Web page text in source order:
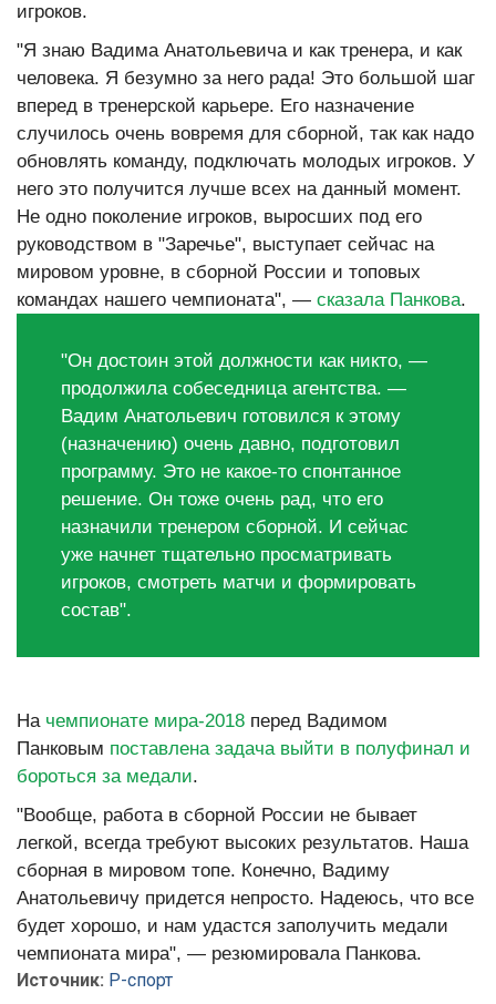
игроков.
"Я знаю Вадима Анатольевича и как тренера, и как
человека. Я безумно за него рада! Это большой шаг
вперед в тренерской карьере. Его назначение
случилось очень вовремя для сборной, так как надо
обновлять команду, подключать молодых игроков. У
него это получится лучше всех на данный момент.
Не одно поколение игроков, выросших под его
руководством в "Заречье", выступает сейчас на
мировом уровне, в сборной России и топовых
командах нашего чемпионата", — сказала Панкова.
"Он достоин этой должности как никто, —
продолжила собеседница агентства. —
Вадим Анатольевич готовился к этому
(назначению) очень давно, подготовил
программу. Это не какое-то спонтанное
решение. Он тоже очень рад, что его
назначили тренером сборной. И сейчас
уже начнет тщательно просматривать
игроков, смотреть матчи и формировать
состав".
На чемпионате мира-2018 перед Вадимом
Панковым поставлена задача выйти в полуфинал и
бороться за медали.
"Вообще, работа в сборной России не бывает
легкой, всегда требуют высоких результатов. Наша
сборная в мировом топе. Конечно, Вадиму
Анатольевичу придется непросто. Надеюсь, что все
будет хорошо, и нам удастся заполучить медали
чемпионата мира", — резюмировала Панкова.
Источник: Р-спорт